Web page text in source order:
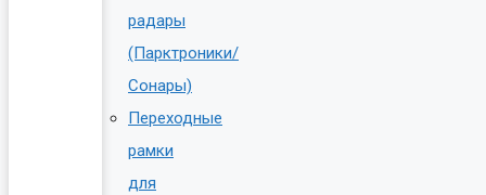
радары
(Парктроники/
Сонары)
Переходные
рамки
для